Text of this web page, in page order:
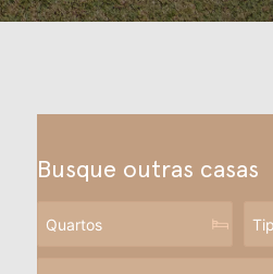
Busque outras casas